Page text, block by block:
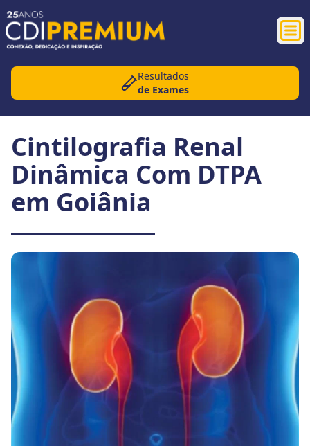
Resultados
de Exames
Cintilografia Renal
Dinâmica Com DTPA
em Goiânia